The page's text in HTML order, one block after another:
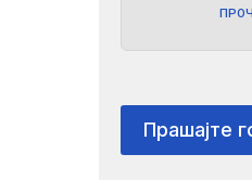
Прашајте